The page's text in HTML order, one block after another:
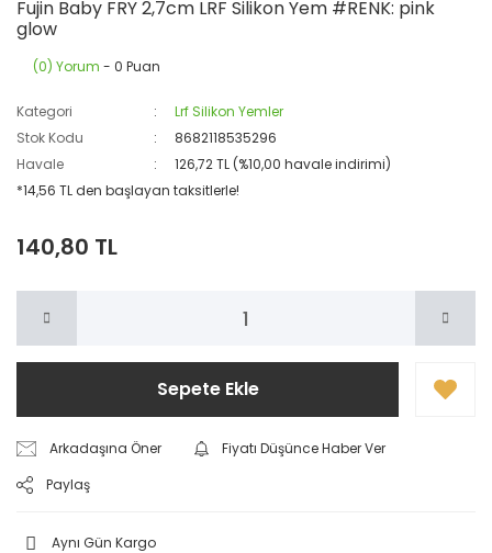
Fujin Baby FRY 2,7cm LRF Silikon Yem #RENK: pink
glow
(0) Yorum - 0 Puan
Kategori
Lrf Silikon Yemler
Stok Kodu
8682118535296
Havale
126,72 TL (%10,00 havale indirimi)
*14,56 TL den başlayan taksitlerle!
140,80 TL
Sepete Ekle
Arkadaşına Öner
Fiyatı Düşünce Haber Ver
Paylaş
Aynı Gün Kargo